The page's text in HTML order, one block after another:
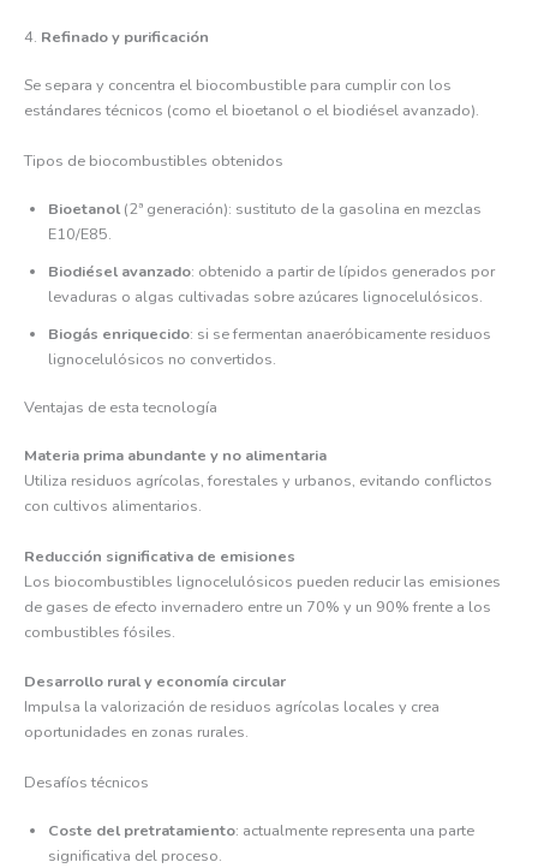
4. Refinado y purificación
Se separa y concentra el biocombustible para cumplir con los
estándares técnicos (como el bioetanol o el biodiésel avanzado).
Tipos de biocombustibles obtenidos
Bioetanol(2ª generación): sustituto de la gasolina en mezclas
E10/E85.
Biodiésel avanzado: obtenido a partir de lípidos generados por
levaduras o algas cultivadas sobre azúcares lignocelulósicos.
Biogás enriquecido: si se fermentan anaeróbicamente residuos
lignocelulósicos no convertidos.
Ventajas de esta tecnología
Materia prima abundante y no alimentaria
Utiliza residuos agrícolas, forestales y urbanos, evitando conflictos
con cultivos alimentarios.
Reducción significativa de emisiones
Los biocombustibles lignocelulósicos pueden reducir las emisiones
de gases de efecto invernadero entre un 70% y un 90% frente a los
combustibles fósiles.
Desarrollo rural y economía circular
Impulsa la valorización de residuos agrícolas locales y crea
oportunidades en zonas rurales.
Desafíos técnicos
Coste del pretratamiento: actualmente representa una parte
significativa del proceso.